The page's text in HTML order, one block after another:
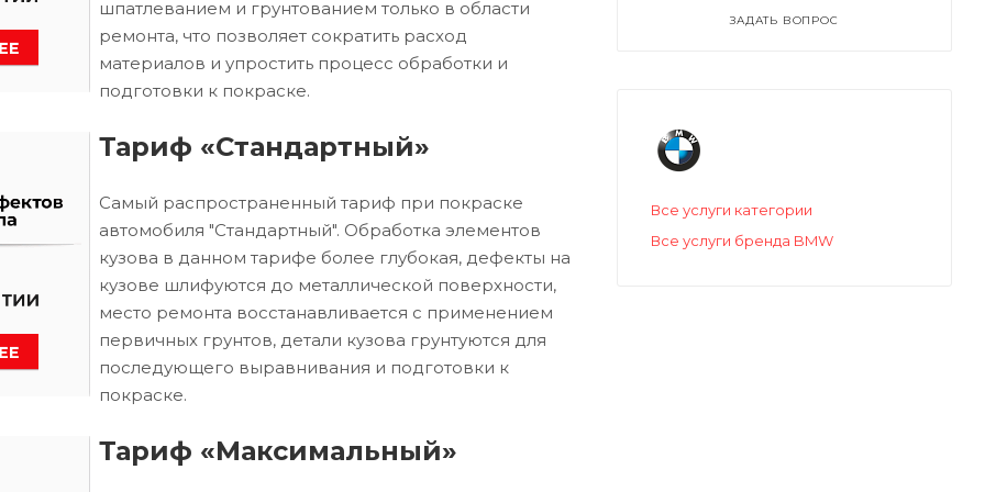
шпатлеванием и грунтованием только в области
ремонта, что позволяет сократить расход
материалов и упростить процесс обработки и
подготовки к покраске.
Тариф «Стандартный»
Самый распространенный тариф при покраске
автомобиля "Стандартный". Обработка элементов
кузова в данном тарифе более глубокая, дефекты на
кузове шлифуются до металлической поверхности,
место ремонта восстанавливается с применением
первичных грунтов, детали кузова грунтуются для
последующего выравнивания и подготовки к
покраске.
Тариф «Максимальный»
ЗАДАТЬ ВОПРОС
Все услуги категории
Все услуги бренда BMW